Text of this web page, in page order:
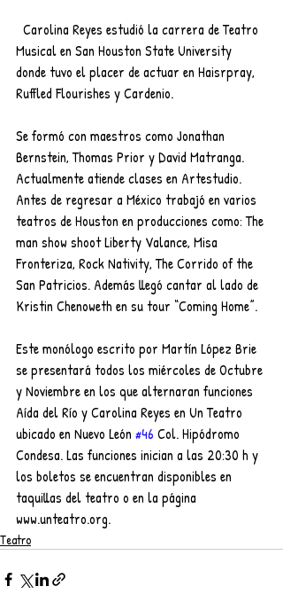
Musical en San Houston State University
donde tuvo el placer de actuar en Haisrpray,
Ruffled Flourishes y Cardenio.
Se formó con maestros como Jonathan
Bernstein, Thomas Prior y David Matranga.
Actualmente atiende clases en Artestudio.
Antes de regresar a México trabajó en varios
teatros de Houston en producciones como: The
man show shoot Liberty Valance, Misa
Fronteriza, Rock Nativity, The Corrido of the
San Patricios. Además llegó cantar al lado de
Kristin Chenoweth en su tour “Coming Home”.
Este monólogo escrito por Martín López Brie
se presentará todos los miércoles de Octubre
y Noviembre en los que alternaran funciones
Aída del Río y Carolina Reyes en Un Teatro
ubicado en Nuevo León #46 Col. Hipódromo
Condesa. Las funciones inician a las 20:30 h y
los boletos se encuentran disponibles en
taquillas del teatro o en la página
www.unteatro.org.
Teatro